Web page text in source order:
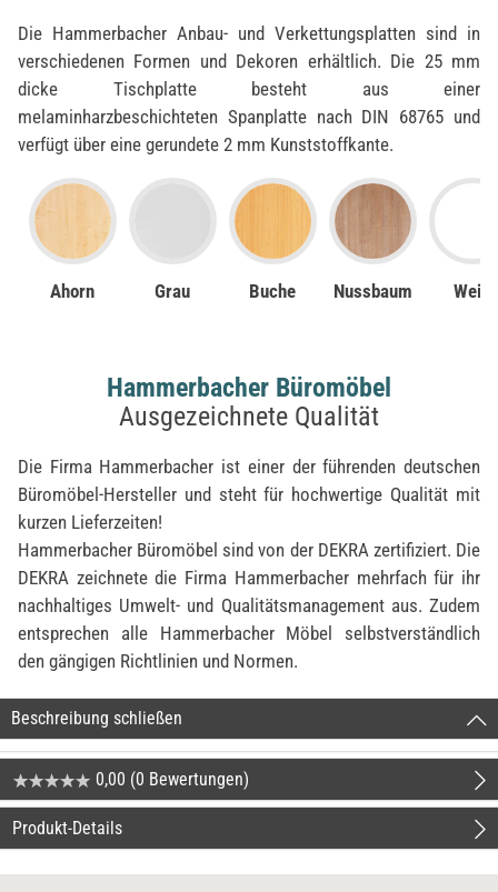
Die Hammerbacher Anbau- und Verkettungsplatten sind in
verschiedenen Formen und Dekoren erhältlich. Die 25 mm
dicke Tischplatte besteht aus einer
melaminharzbeschichteten Spanplatte nach DIN 68765 und
verfügt über eine gerundete 2 mm Kunststoffkante.
Ahorn Grau Buche Nussbaum Weiß
Hammerbacher Büromöbel
Ausgezeichnete Qualität
Die Firma Hammerbacher ist einer der führenden deutschen
Büromöbel-Hersteller und steht für hochwertige Qualität mit
kurzen Lieferzeiten!
Hammerbacher Büromöbel sind von der DEKRA zertifiziert. Die
DEKRA zeichnete die Firma Hammerbacher mehrfach für ihr
nachhaltiges Umwelt- und Qualitätsmanagement aus. Zudem
entsprechen alle Hammerbacher Möbel selbstverständlich
den gängigen Richtlinien und Normen.
Beschreibung schließen
0,00 (0 Bewertungen)
Produkt-Details